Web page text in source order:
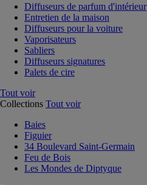
Diffuseurs de parfum d'intérieur
Entretien de la maison
Diffuseurs pour la voiture
Vaporisateurs
Sabliers
Diffuseurs signatures
Palets de cire
Tout voir
Collections Tout voir
Baies
Figuier
34 Boulevard Saint-Germain
Feu de Bois
Les Mondes de Diptyque